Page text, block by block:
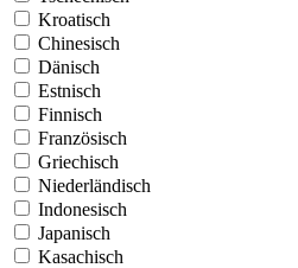
Kroatisch
Chinesisch
Dänisch
Estnisch
Finnisch
Französisch
Griechisch
Niederländisch
Indonesisch
Japanisch
Kasachisch